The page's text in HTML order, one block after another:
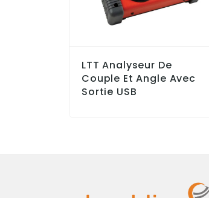
LTT Analyseur De
Couple Et Angle Avec
Sortie USB